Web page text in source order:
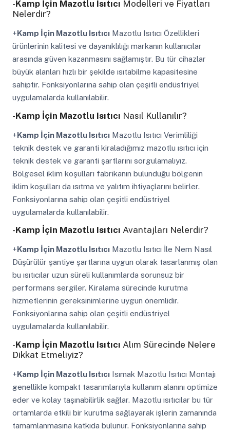
-Kamp İçin Mazotlu Isıtıcı Modelleri ve Fiyatları
Nelerdir?
+Kamp İçin Mazotlu IsıtıcıMazotlu Isıtıcı Özellikleri
ürünlerinin kalitesi ve dayanıklılığı markanın kullanıcılar
arasında güven kazanmasını sağlamıştır. Bu tür cihazlar
büyük alanları hızlı bir şekilde ısıtabilme kapasitesine
sahiptir. Fonksiyonlarına sahip olan çeşitli endüstriyel
uygulamalarda kullanılabilir.
-Kamp İçin Mazotlu Isıtıcı Nasıl Kullanılır?
+Kamp İçin Mazotlu IsıtıcıMazotlu Isıtıcı Verimliliği
teknik destek ve garanti kiraladığımız mazotlu ısıtıcı için
teknik destek ve garanti şartlarını sorgulamalıyız.
Bölgesel iklim koşulları fabrikanın bulunduğu bölgenin
iklim koşulları da ısıtma ve yalıtım ihtiyaçlarını belirler.
Fonksiyonlarına sahip olan çeşitli endüstriyel
uygulamalarda kullanılabilir.
-Kamp İçin Mazotlu Isıtıcı Avantajları Nelerdir?
+Kamp İçin Mazotlu IsıtıcıMazotlu Isıtıcı İle Nem Nasıl
Düşürülür şantiye şartlarına uygun olarak tasarlanmış olan
bu ısıtıcılar uzun süreli kullanımlarda sorunsuz bir
performans sergiler. Kiralama sürecinde kurutma
hizmetlerinin gereksinimlerine uygun önemlidir.
Fonksiyonlarına sahip olan çeşitli endüstriyel
uygulamalarda kullanılabilir.
-Kamp İçin Mazotlu Isıtıcı Alım Sürecinde Nelere
Dikkat Etmeliyiz?
+Kamp İçin Mazotlu IsıtıcıIsımak Mazotlu Isıtıcı Montajı
genellikle kompakt tasarımlarıyla kullanım alanını optimize
eder ve kolay taşınabilirlik sağlar. Mazotlu ısıtıcılar bu tür
ortamlarda etkili bir kurutma sağlayarak işlerin zamanında
tamamlanmasına katkıda bulunur. Fonksiyonlarına sahip